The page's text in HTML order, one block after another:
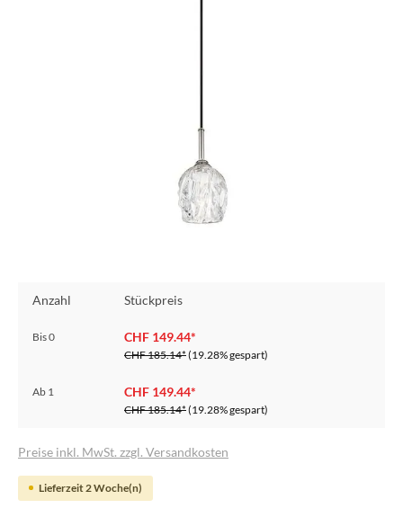
Anzahl Stückpreis
Bis0 CHF 149.44*
CHF 185.14*(19.28% gespart)
Ab 1 CHF 149.44*
CHF 185.14*(19.28% gespart)
Preise inkl. MwSt. zzgl. Versandkosten
Lieferzeit 2 Woche(n)